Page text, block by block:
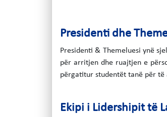
Presidenti dhe
Presidenti & Themeluesi ynë
për arritjen dhe ruajtjen e
përgatitur studentët tanë për të
Ekipi i Lidershipit të